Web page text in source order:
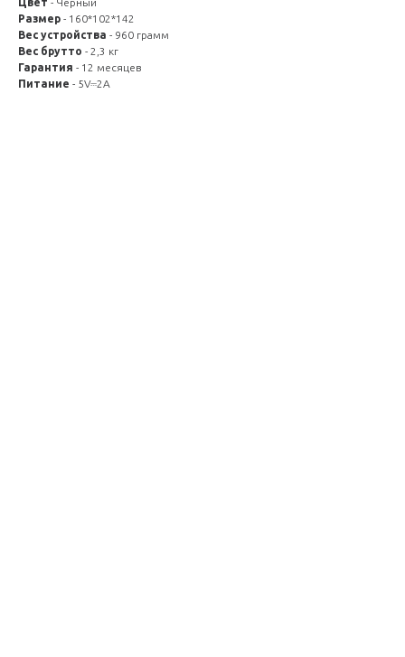
Размер - 160*102*142
Вес устройства - 960 грамм
Вес брутто - 2,3 кг
Гарантия - 12 месяцев
Питание - 5V⎓2A